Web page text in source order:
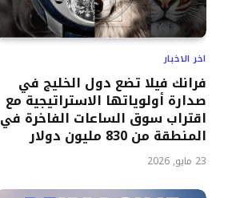
اخر الاخبار
فرانك فيلا تضع دول الخليج في
صدارة أولوياتها الاستراتيجية مع
اقتراب سوق الساعات الفاخرة في
المنطقة من 830 مليون دولار
23 مايو, 2026